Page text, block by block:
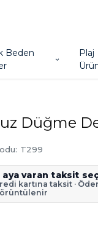
Beden
Plaj
Düğme
: T299
aya varan taksit
kartına taksit ·